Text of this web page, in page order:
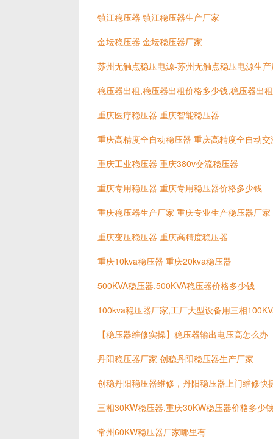
镇江稳压器 镇江稳压器生产厂家
金坛稳压器 金坛稳压器厂家
苏州无触点稳压电源-苏州无触点稳压电源生
稳压器出租,稳压器出租价格多少钱,稳压器出
重庆医疗稳压器 重庆智能稳压器
重庆高精度全自动稳压器 重庆高精度全自动
重庆工业稳压器 重庆380v交流稳压器
重庆专用稳压器 重庆专用稳压器价格多少钱
重庆稳压器生产厂家 重庆专业生产稳压器厂家
重庆变压稳压器 重庆高精度稳压器
重庆10kva稳压器 重庆20kva稳压器
500KVA稳压器,500KVA稳压器价格多少钱
100kva稳压器厂家,工厂大型设备用三相
【稳压器维修实操】稳压器输出电压高怎么办
丹阳稳压器厂家 创稳丹阳稳压器生产厂家
创稳丹阳稳压器维修，丹阳稳压器上门维修快
三相30KW稳压器,重庆30KW稳压器价格多少
常州60KW稳压器厂家哪里有